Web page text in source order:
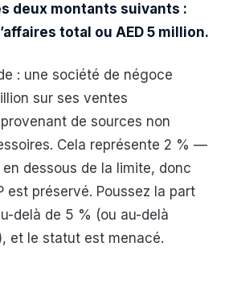
deux montants suivants :
total ou AED 5 million.
: une société de négoce
sur ses ventes
de sources non
Cela représente 2 % —
dessous de la limite, donc
est préservé. Poussez la part
delà de 5 % (ou au-delà
et le statut est menacé.